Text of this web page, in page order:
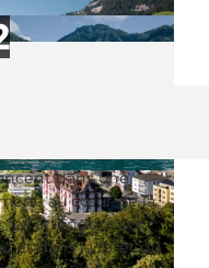
Tourismus, Laila Bosco |CC-BY
Vitznau, les
dans une
au cœur de la
les attendent sur
et dans la forêt du